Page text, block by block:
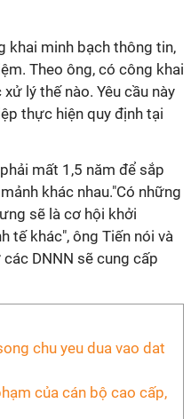
khai minh bạch thông tin,
Theo ông, có công khai
lý thế nào. Yêu cầu này
thực hiện quy định tại
mất 1,5 năm để sắp
khác nhau."Có những
sẽ là cơ hội khởi
tế khác", ông Tiến nói và
DNNN sẽ cung cấp
của cán bộ cao cấp,